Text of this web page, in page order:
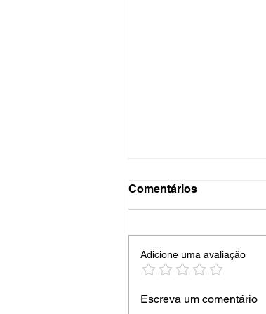
Comentários
Adicione uma avaliação
Escreva um comentário